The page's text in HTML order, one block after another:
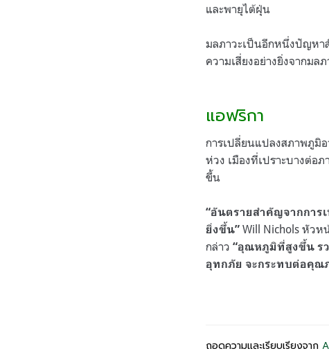
และพายุไต้ฝุ่น
มลภาวะเป็นอีกหนึ่งปัญหา
ความเสี่ยงอย่างยิ่งจากมล
แอฟริกา
การเปลี่ยนแปลงสภาพภูมิ
ห่วง เมืองที่เปราะบางต่อ
ขึ้น
“อันตรายสำคัญจากการ
ยิ่งขึ้น” Will Nichols หัวห
กล่าว “อุณหภูมิที่สูงขึ้น ร
อุทกภัย จะกระทบต่อคุณ
ถอดความและเรียบเรียงจาก